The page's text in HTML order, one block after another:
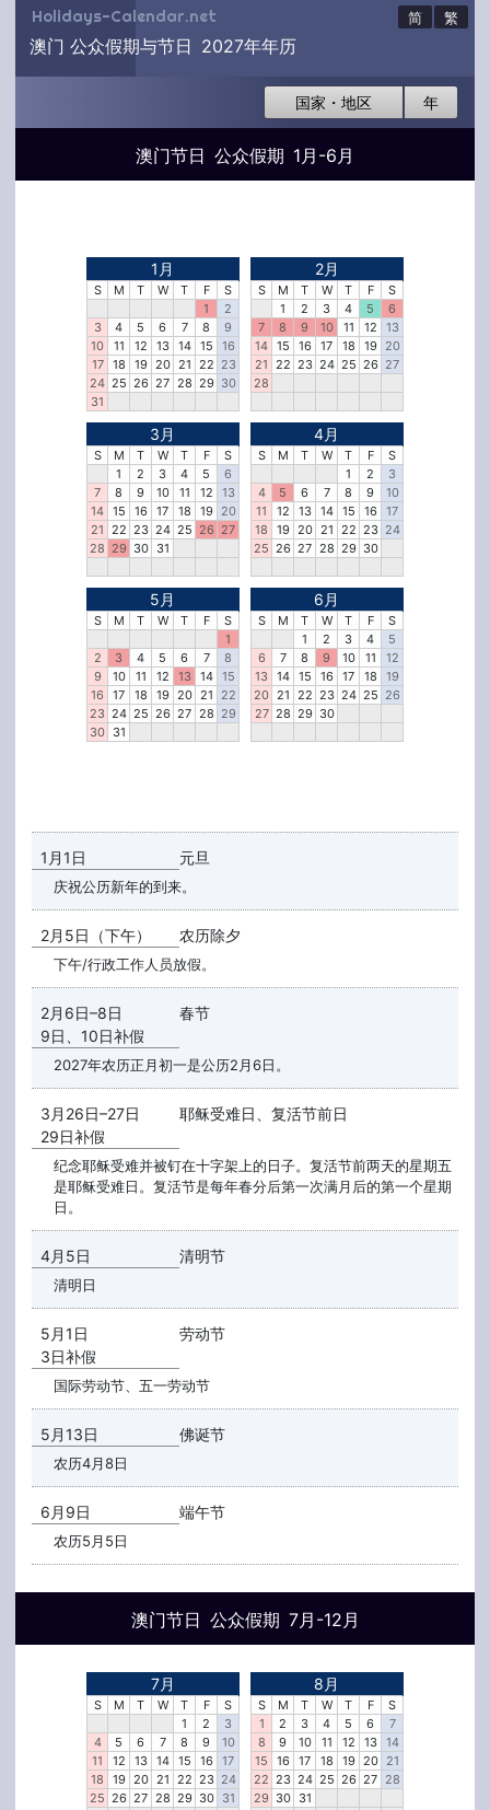
Holidays-Calendar.net 简 繁
澳门 公众假期与节日 2027年年历
国家・地区 年
澳门节日 公众假期 1月-6月
1月
S M T W T F
S
1
2
3
4 5 6 7 8
9
10
11 12 13 14 15
16
17
18 19 20 21 22 23
24 25 26 27 28 29 30
31
2月
S M T W T F
S
1
2 3 4 5
6
7
8 9 10 11 12
13
14 15 16 17 18 19
20
21 22 23 24 25 26 27
28
3月
S M T W T F
S
1
2 3 4 5
6
7
8 9 10 11 12
13
14 15 16 17 18 19
20
21 22 23 24 25 26 27
28 29 30 31
4月
S M T W T F
S
1
2
3
4
5 6 7 8 9
10
11
12 13 14 15 16
17
18
19 20 21 22 23 24
25 26 27 28 29 30
5月
S M T W T F
S
1
2
3 4 5 6 7
8
9
10 11 12 13 14
15
16
17 18 19 20 21
22
23 24 25 26 27 28 29
30 31
6月
S M T W T F
S
1
2 3 4
5
6
7 8 9 10 11
12
13
14 15 16 17 18
19
20 21 22 23 24 25 26
27 28 29 30
澳门节日 公众假期 7月-12月
7月
S M T W T F
S
1
2
3
4
5 6 7 8 9
10
11
12 13 14 15 16
17
18
19 20 21 22 23 24
25 26 27 28 29 30 31
8月
S M T W T F
S
1
2 3 4 5 6
7
8
9 10 11 12 13
14
15
16 17 18 19 20
21
22 23 24 25 26 27 28
29 30 31
1月1日 元旦
庆祝公历新年的到来。
2月5日（下午） 农历除夕
下午/行政工作人员放假。
2月6日–8日
9日、10日补假
春节
2027年农历正月初一是公历2月6日。
3月26日–27日
29日补假
耶稣受难日、复活节前日
纪念耶稣受难并被钉在十字架上的日子。复活节前两天的星期五
是耶稣受难日。复活节是每年春分后第一次满月后的第一个星期
日。
4月5日 清明节
清明日
5月1日
3日补假
劳动节
国际劳动节、五一劳动节
5月13日 佛诞节
农历4月8日
6月9日 端午节
农历5月5日